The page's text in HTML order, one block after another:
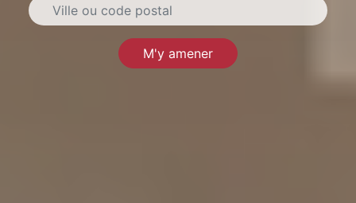
M'y amener